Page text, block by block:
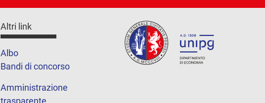
Altri link
Albo
Bandi di concorso
Amministrazione
trasparente